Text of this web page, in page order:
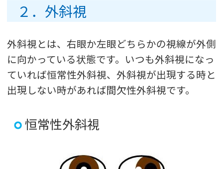
２．外斜視
外斜視とは、右眼か左眼どちらかの視線が外側
に向かっている状態です。いつも外斜視になっ
ていれば恒常性外斜視、外斜視が出現する時と
出現しない時があれば間欠性外斜視です。
恒常性外斜視